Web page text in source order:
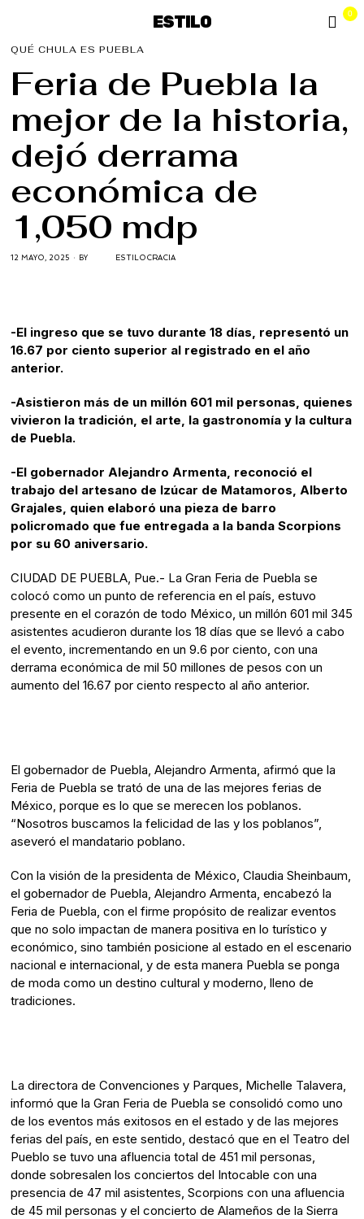
ESTILO 0
QUÉ CHULA ES PUEBLA
Feria de Puebla la
mejor de la historia,
dejó derrama
económica de
1,050 mdp
12 MAYO, 2025 BY ESTILOCRACIA
-El ingreso que se tuvo durante 18 días, representó un
16.67 por ciento superior al registrado en el año
anterior.
-Asistieron más de un millón 601 mil personas, quienes
vivieron la tradición, el arte, la gastronomía y la cultura
de Puebla.
-El gobernador Alejandro Armenta, reconoció el
trabajo del artesano de Izúcar de Matamoros, Alberto
Grajales, quien elaboró una pieza de barro
policromado que fue entregada a la banda Scorpions
por su 60 aniversario.
CIUDAD DE PUEBLA, Pue.- La Gran Feria de Puebla se
colocó como un punto de referencia en el país, estuvo
presente en el corazón de todo México, un millón 601 mil 345
asistentes acudieron durante los 18 días que se llevó a cabo
el evento, incrementando en un 9.6 por ciento, con una
derrama económica de mil 50 millones de pesos con un
aumento del 16.67 por ciento respecto al año anterior.
El gobernador de Puebla, Alejandro Armenta, afirmó que la
Feria de Puebla se trató de una de las mejores ferias de
México, porque es lo que se merecen los poblanos.
“Nosotros buscamos la felicidad de las y los poblanos”,
aseveró el mandatario poblano.
Con la visión de la presidenta de México, Claudia Sheinbaum,
el gobernador de Puebla, Alejandro Armenta, encabezó la
Feria de Puebla, con el firme propósito de realizar eventos
que no solo impactan de manera positiva en lo turístico y
económico, sino también posicione al estado en el escenario
nacional e internacional, y de esta manera Puebla se ponga
de moda como un destino cultural y moderno, lleno de
tradiciones.
La directora de Convenciones y Parques, Michelle Talavera,
informó que la Gran Feria de Puebla se consolidó como uno
de los eventos más exitosos en el estado y de las mejores
ferias del país, en este sentido, destacó que en el Teatro del
Pueblo se tuvo una afluencia total de 451 mil personas,
donde sobresalen los conciertos del Intocable con una
presencia de 47 mil asistentes, Scorpions con una afluencia
de 45 mil personas y el concierto de Alameños de la Sierra